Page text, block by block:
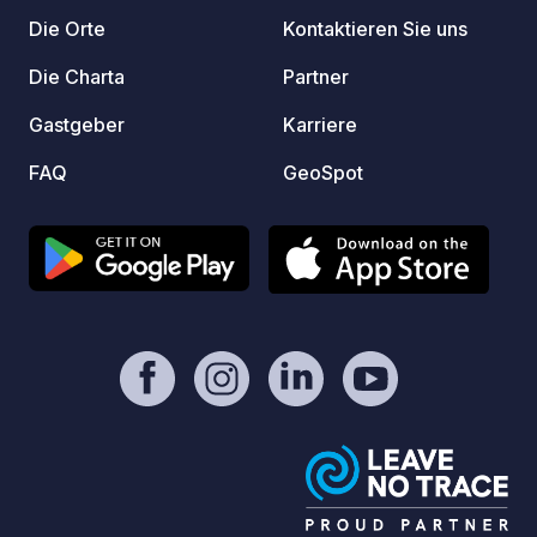
etwa
Ende
Die Orte
Die Charta
Gastgeber
FAQ
Kontaktieren Sie uns
Partner
Karriere
GeoSpot